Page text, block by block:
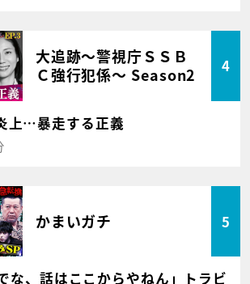
大追跡～警視庁ＳＳＢ
Ｃ強行犯係～ Season2
4
上…暴走する正義
かまいガチ 5
な、話はここからやねん」トラビ